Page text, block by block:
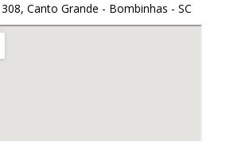
Canto Grande - Bombinhas - SC